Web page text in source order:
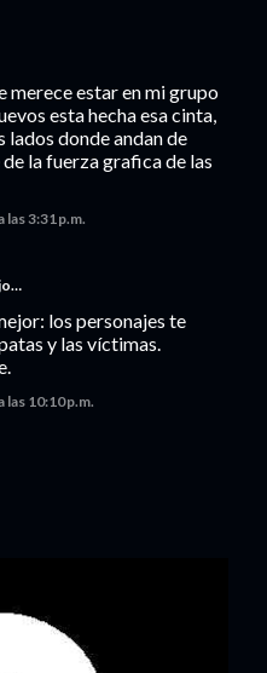
merece estar en mi grupo
esta hecha esa cinta,
donde andan de
la fuerza grafica de las
las 3:31 p.m.
los personajes te
y las víctimas.
las 10:10 p.m.